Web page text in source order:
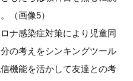
（画像5）
ナ感染症対策により児童同
の考えをシンキングツール
機能を活かして友達との考